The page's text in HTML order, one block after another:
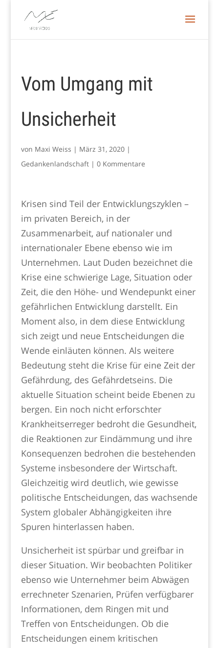
Vom Umgang mit
Unsicherheit
von Maxi Weiss | März 31, 2020|
Gedankenlandschaft| 0 Kommentare
Krisen sind Teil der Entwicklungszyklen –
im privaten Bereich, in der
Zusammenarbeit, auf nationaler und
internationaler Ebene ebenso wie im
Unternehmen. Laut Duden bezeichnet die
Krise eine schwierige Lage, Situation oder
Zeit, die den Höhe- und Wendepunkt einer
gefährlichen Entwicklung darstellt. Ein
Moment also, in dem diese Entwicklung
sich zeigt und neue Entscheidungen die
Wende einläuten können. Als weitere
Bedeutung steht die Krise für eine Zeit der
Gefährdung, des Gefährdetseins. Die
aktuelle Situation scheint beide Ebenen zu
bergen. Ein noch nicht erforschter
Krankheitserreger bedroht die Gesundheit,
die Reaktionen zur Eindämmung und ihre
Konsequenzen bedrohen die bestehenden
Systeme insbesondere der Wirtschaft.
Gleichzeitig wird deutlich, wie gewisse
politische Entscheidungen, das wachsende
System globaler Abhängigkeiten ihre
Spuren hinterlassen haben.
Unsicherheit ist spürbar und greifbar in
dieser Situation. Wir beobachten Politiker
ebenso wie Unternehmer beim Abwägen
errechneter Szenarien, Prüfen verfügbarer
Informationen, dem Ringen mit und
Treffen von Entscheidungen. Ob die
Entscheidungen einem kritischen